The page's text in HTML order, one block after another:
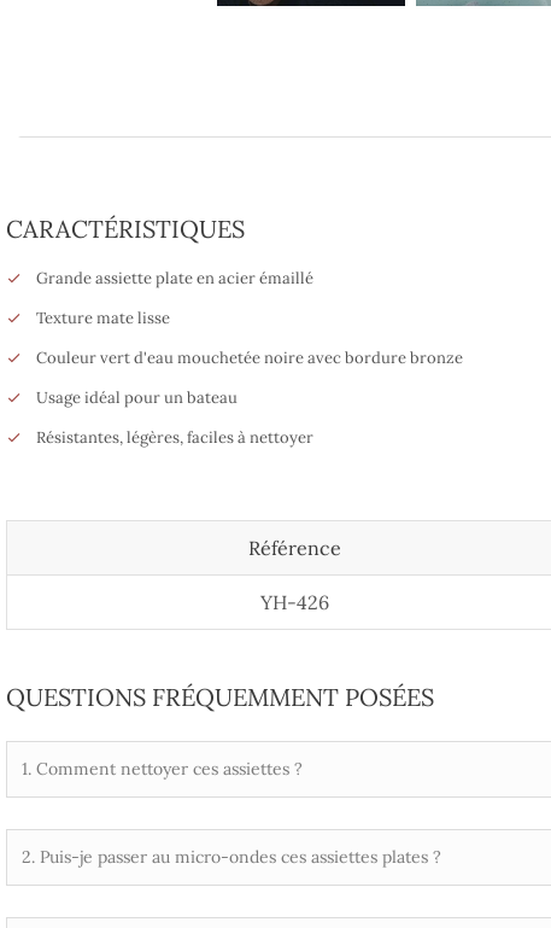
CARACTÉRISTIQUES
Grande assiette plate en acier émaillé
Texture mate lisse
Couleur vert d'eau mouchetée noire avec bordure bronze
Usage idéal pour un bateau
Résistantes, légères, faciles à nettoyer
Référence
YH-426
QUESTIONS FRÉQUEMMENT POSÉES
1. Comment nettoyer ces assiettes ?
2. Puis-je passer au micro-ondes ces assiettes plates ?